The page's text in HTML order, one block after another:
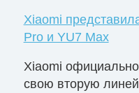
Xiaomi
Pro и YU7 Max
Xiaomi
свою вторую